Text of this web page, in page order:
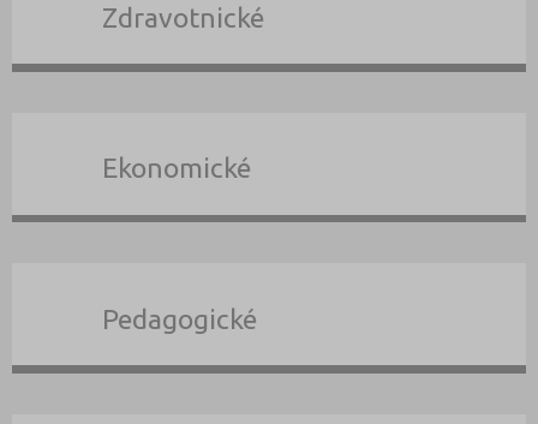
Zdravotnické
Ekonomické
Pedagogické